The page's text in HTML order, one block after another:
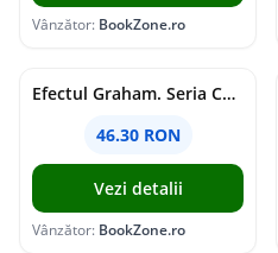
Vânzător: BookZone.ro
Efectul Graham. Seria Campus Diaries Vol.1
46.30 RON
Vezi detalii
Vânzător: BookZone.ro